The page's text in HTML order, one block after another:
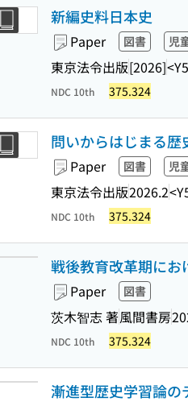
新編史料日本史
Paper 図書 児
東京法令出版[2026]
NDC 10th 375.324
問いからはじまる歴
Paper 図書 児
東京法令出版2026.2
NDC 10th 375.324
戦後教育改革期に
Paper 図書
茨木智志 著風間書房
NDC 10th 375.324
漸進型歴史学習論の